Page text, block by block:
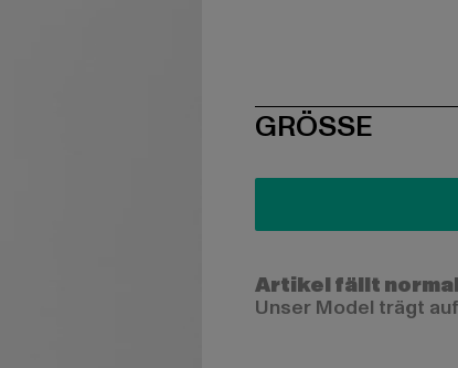
SIZE
GRÖSSE
Artikel fällt
Unser Model trägt